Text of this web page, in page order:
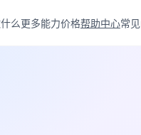
么更多能力价格帮助中心常